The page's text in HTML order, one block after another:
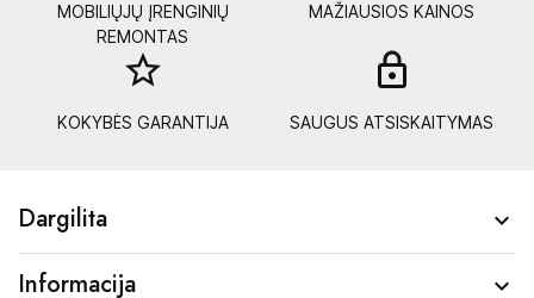
MOBILIŲJŲ ĮRENGINIŲ
REMONTAS
MAŽIAUSIOS KAINOS
star_border
KOKYBĖS GARANTIJA SAUGUS ATSISKAITYMAS
Dargilita 
Informacija 